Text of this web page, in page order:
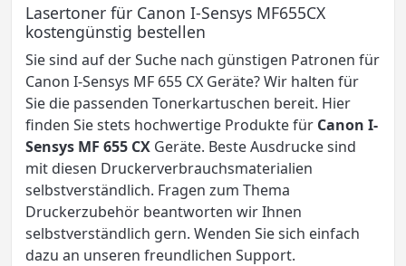
Lasertoner für Canon I-Sensys MF655CX
kostengünstig bestellen
Sie sind auf der Suche nach günstigen Patronen für
Canon I-Sensys MF 655 CX Geräte? Wir halten für
Sie die passenden Tonerkartuschen bereit. Hier
finden Sie stets hochwertige Produkte für Canon I-
Sensys MF 655 CX Geräte. Beste Ausdrucke sind
mit diesen Druckerverbrauchsmaterialien
selbstverständlich. Fragen zum Thema
Druckerzubehör beantworten wir Ihnen
selbstverständlich gern. Wenden Sie sich einfach
dazu an unseren freundlichen Support.